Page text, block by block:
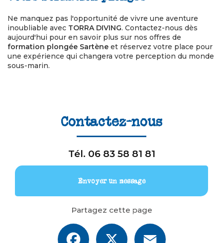
Ne manquez pas l'opportunité de vivre une aventure
inoubliable avec TORRA DIVING. Contactez-nous dès
aujourd'hui pour en savoir plus sur nos offres de
formation plongée Sartène et réservez votre place pour
une expérience qui changera votre perception du monde
sous-marin.
Contactez-nous
Tél. 06 83 58 81 81
Envoyer un message
Partagez cette page
Facebook